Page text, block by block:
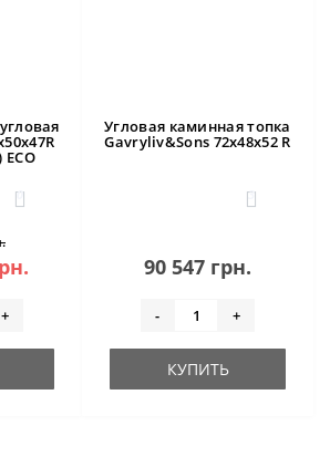
ECO
0
+
Угловая каминная топка
Gavryliv&Sons 72x48x52 R
3
90 547 грн.
- +
КУПИТЬ